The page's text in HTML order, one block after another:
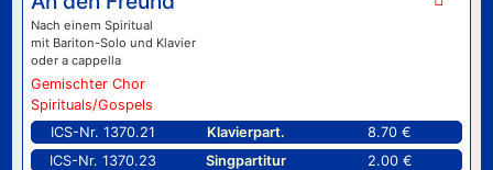
Nach einem Spiritual
mit Bariton-Solo und Klavier
oder a cappella
Gemischter Chor
Spirituals/Gospels
ICS-Nr. 1370.21
Klavierpart.
8.70 €
ICS-Nr. 1370.23
Singpartitur 2.00 €